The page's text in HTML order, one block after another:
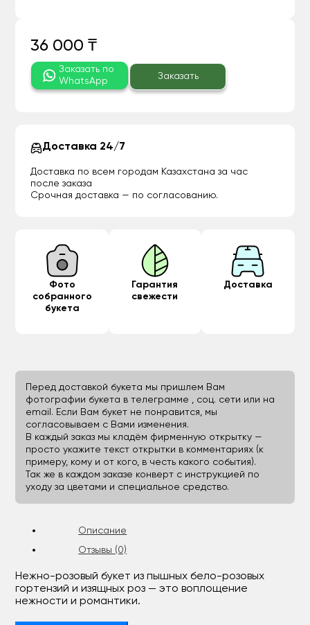
36 000 ₸
Заказать по
WhatsApp
Заказать
Доставка 24/7
Доставка по всем городам Казахстана за час
после заказа
Срочная доставка — по согласованию.
Фото
собранного
букета
Гарантия
свежести
Доставка
Перед доставкой букета мы пришлем Вам
фотографии букета в телеграмме , соц. сети или на
email. Если Вам букет не понравится, мы
согласовываем с Вами изменения.
В каждый заказ мы кладём фирменную открытку —
просто укажите текст открытки в комментариях (к
примеру, кому и от кого, в честь какого события).
Так же в каждом заказе конверт с инструкцией по
уходу за цветами и специальное средство.
Описание
Отзывы (0)
Нежно-розовый букет из пышных бело-розовых
гортензий и изящных роз — это воплощение
нежности и романтики.